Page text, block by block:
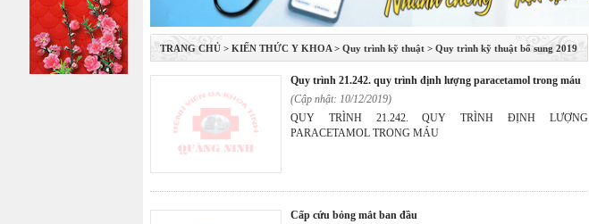
TRANG CHỦ > KIẾN THỨC Y KHOA > Quy trình kỹ thuật > Quy trình kỹ thuật bổ sung 2019
quy trình 21.242. quy trình định lượng paracetamol trong máu
(Cập nhật: 10/12/2019)
QUY TRÌNH 21.242. QUY TRÌNH ĐỊNH LƯỢNG
PARACETAMOL TRONG MÁU
cấp cứu bỏng mắt ban đầu